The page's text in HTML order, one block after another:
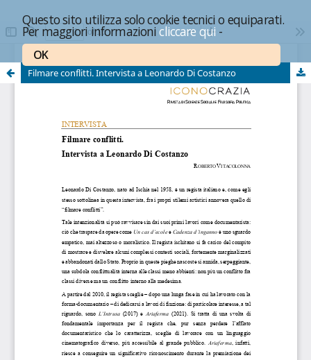
Questo sito utilizza solo cookie tecnici o equiparati.
Per maggiori informazionicliccare qui -
OK
Filmare conflitti. Intervista a Leonardo Di Costanzo